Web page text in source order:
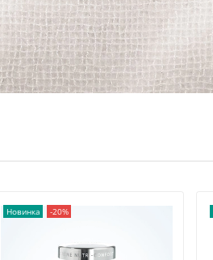
Новинка -20%